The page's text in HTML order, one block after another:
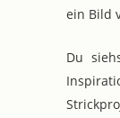
ein Bild
Du